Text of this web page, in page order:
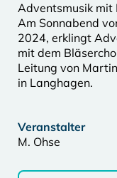
Adventsmusik mit
Am Sonnabend
2024, erklingt
mit dem
Leitung von
in Langhagen.
Veranstalter
M. Ohse